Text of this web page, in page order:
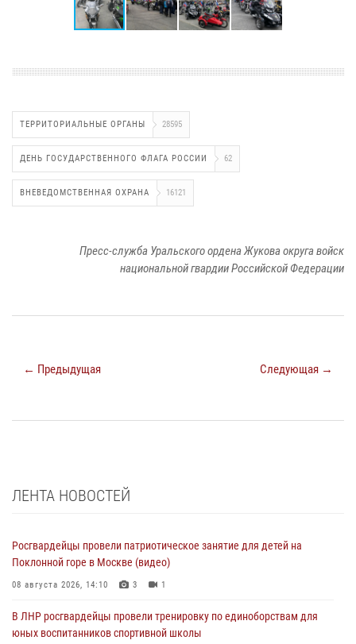
ТЕРРИТОРИАЛЬНЫЕ ОРГАНЫ 28595
ДЕНЬ ГОСУДАРСТВЕННОГО ФЛАГА РОССИИ 62
ВНЕВЕДОМСТВЕННАЯ ОХРАНА 16121
Пресс-служба Уральского ордена Жукова округа войск
национальной гвардии Российской Федерации
← Предыдущая Следующая →
ЛЕНТА НОВОСТЕЙ
Росгвардейцы провели патриотическое занятие для детей на
Поклонной горе в Москве (видео)
08 августа 2026, 14:10 3 1
В ЛНР росгвардейцы провели тренировку по единоборствам для
юных воспитанников спортивной школы